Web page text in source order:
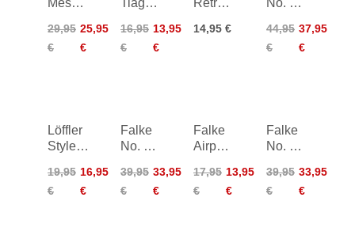
Socks
29,95
€
25,95
€
16,95
€
13,95
€
Socks
14,95 €
Merino
& Silk
44,95
€
37,95
€
Löffler
Style
5CR
19,95
€
16,95
€
Falke
No. 7
Merino
Socks
39,95
€
33,95
€
Falke
Airport
17,95
€
13,95
€
Falke
No. 13
Piuma
Cotton
39,95
€
33,95
€